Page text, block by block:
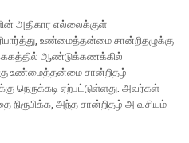
அதிகார எல்லைக்குள்
உண்மைத்தன்மை சான்றிதழுக்கு
ஆண்டுக்கணக்கில்
உண்மைத்தன்மை சான்றிதழ்
நெருக்கடி ஏற்பட்டுள்ளது. அவர்கள்
அந்த சான்றிதழ் அ வசியம்